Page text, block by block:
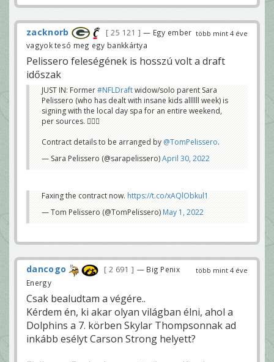
több mint 4 éve
zacknorb 25 121
— Egy ember
vagyok tesó meg egy bankkártya
Pelissero feleségének is hosszú volt a draft
időszak
JUST IN: Former#NFLDraftwidow/solo parent Sara
Pelissero (who has dealt with insane kids allllll week) is
signing with the local day spa for an entire weekend,
per sources. 🧖🏻‍♀️
Contract details to be arranged by @TomPelissero.
— Sara Pelissero (@sarapelissero)April 30, 2022
Faxing the contract now. https://t.co/xAQlObkul1
— Tom Pelissero (@TomPelissero)May 1, 2022
több mint 4 éve
dancogo 2 691
— Big Penix
Energy
Csak bealudtam a végére..
Kérdem én, ki akar olyan világban élni, ahol a
Dolphins a 7. körben Skylar Thompsonnak ad
inkább esélyt Carson Strong helyett?